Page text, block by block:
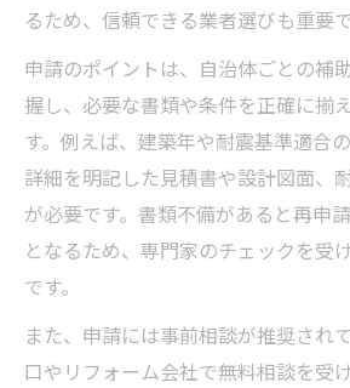
るため、信頼できる業者選びも重要で
申請のポイントは、自治体ごとの補
握し、必要な書類や条件を正確に揃
す。例えば、建築年や耐震基準適合
詳細を明記した見積書や設計図面、
が必要です。書類不備があると再申
となるため、専門家のチェックを受
です。
また、申請には事前相談が推奨され
口やリフォーム会社で無料相談を受